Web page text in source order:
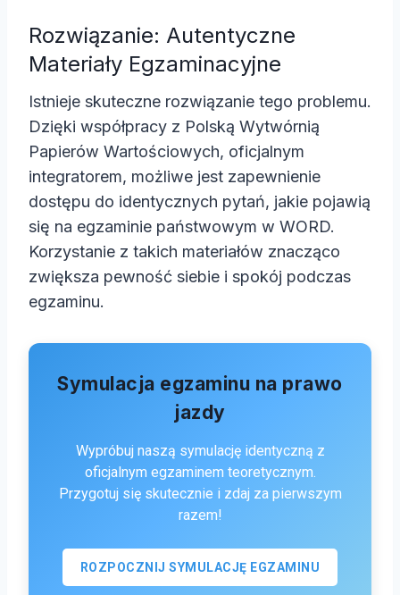
Rozwiązanie: Autentyczne
Materiały Egzaminacyjne
Istnieje skuteczne rozwiązanie tego problemu.
Dzięki współpracy z Polską Wytwórnią
Papierów Wartościowych, oficjalnym
integratorem, możliwe jest zapewnienie
dostępu do identycznych pytań, jakie pojawią
się na egzaminie państwowym w WORD.
Korzystanie z takich materiałów znacząco
zwiększa pewność siebie i spokój podczas
egzaminu.
Symulacja egzaminu na prawo
jazdy
Wypróbuj naszą symulację identyczną z
oficjalnym egzaminem teoretycznym.
Przygotuj się skutecznie i zdaj za pierwszym
razem!
ROZPOCZNIJ SYMULACJĘ EGZAMINU